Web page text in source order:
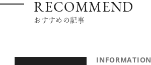
RECOMMEND
おすすめの記事
INFORMATION